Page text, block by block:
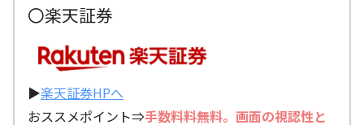
〇楽天証券
▶楽天証券HPへ
おススメポイント⇒手数料料無料。画面の視認性と